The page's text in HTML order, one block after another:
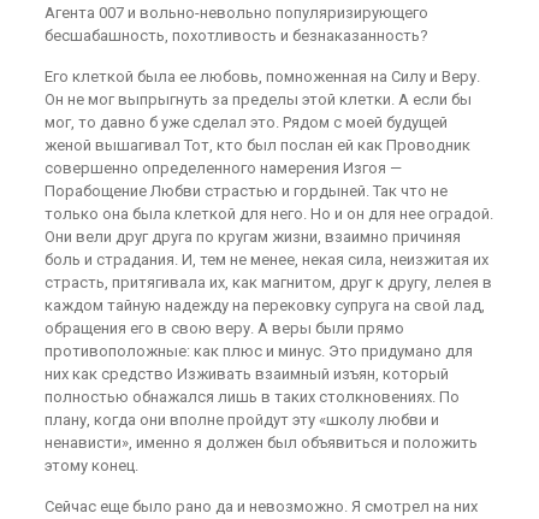
Агента 007 и вольно-невольно популяризирующего
бесшабашность, похотливость и безнаказанность?
Его клеткой была ее любовь, помноженная на Силу и Веру.
Он не мог выпрыгнуть за пределы этой клетки. А если бы
мог, то давно б уже сделал это. Рядом с моей будущей
женой вышагивал Тот, кто был послан ей как Проводник
совершенно определенного намерения Изгоя —
Порабощение Любви страстью и гордыней. Так что не
только она была клеткой для него. Но и он для нее оградой.
Они вели друг друга по кругам жизни, взаимно причиняя
боль и страдания. И, тем не менее, некая сила, неизжитая их
страсть, притягивала их, как магнитом, друг к другу, лелея в
каждом тайную надежду на перековку супруга на свой лад,
обращения его в свою веру. А веры были прямо
противоположные: как плюс и минус. Это придумано для
них как средство Изживать взаимный изъян, который
полностью обнажался лишь в таких столкновениях. По
плану, когда они вполне пройдут эту «школу любви и
ненависти», именно я должен был объявиться и положить
этому конец.
Сейчас еще было рано да и невозможно. Я смотрел на них